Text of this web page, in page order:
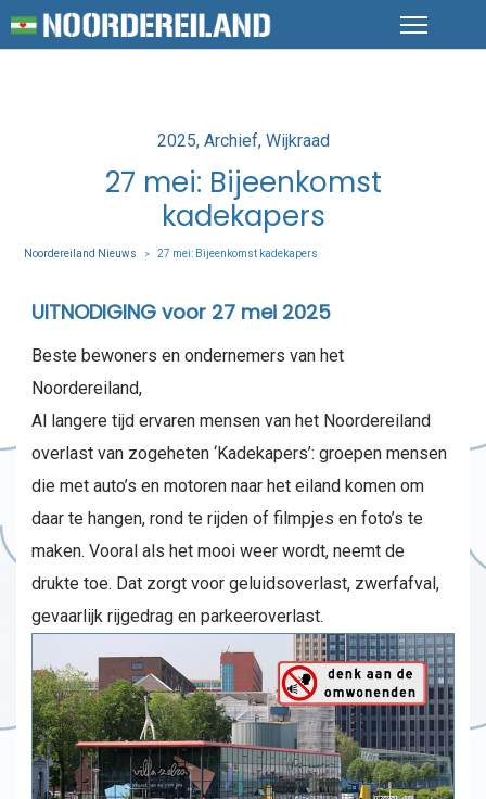
Posted
2025 Archief Wijkraad
27 mei: Bijeenkomst
kadekapers
Noordereiland Nieuws > 27 mei: Bijeenkomst kadekapers
UITNODIGING voor 27 mei 2025
Beste bewoners en ondernemers van het
Noordereiland,
Al langere tijd ervaren mensen van het Noordereiland
overlast van zogeheten ‘Kadekapers’: groepen mensen
die met auto’s en motoren naar het eiland komen om
daar te hangen, rond te rijden of filmpjes en foto’s te
maken. Vooral als het mooi weer wordt, neemt de
drukte toe. Dat zorgt voor geluidsoverlast, zwerfafval,
gevaarlijk rijgedrag en parkeeroverlast.